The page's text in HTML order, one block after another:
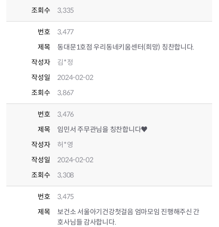
조회수
3,335
번호
3,477
제목
동대문1호점 우리동네키움센터(희망) 칭찬합니다.
작성자
김*정
작성일
2024-02-02
조회수
3,867
번호
3,476
제목
임민서 주무관님을 칭찬합니다♥
작성자
허*영
작성일
2024-02-02
조회수
3,308
번호
3,475
제목
보건소 서울아기건강첫걸음 엄마모임 진행해주신 간
호사님들 감사합니다.